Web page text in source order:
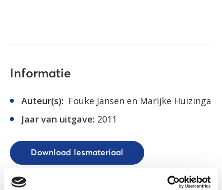
Informatie
Auteur(s): Fouke Jansen en Marijke Huizinga
Jaar van uitgave: 2011
Download lesmateriaal